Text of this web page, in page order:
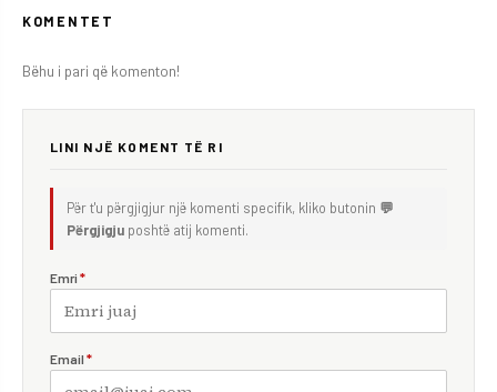
KOMENTET
Bëhu i pari që komenton!
LINI NJË KOMENT TË RI
Për t'u përgjigjur një komenti specifik, kliko butonin 💬
Përgjigju poshtë atij komenti.
Emri *
Email *